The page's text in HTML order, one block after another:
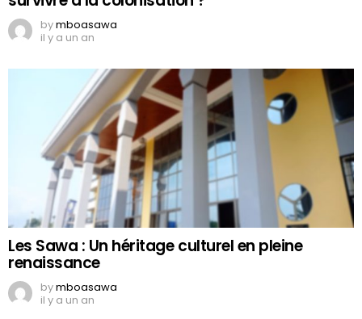
bymboasawa
il y a un an
Les Sawa : Un héritage culturel en pleine
renaissance
bymboasawa
il y a un an